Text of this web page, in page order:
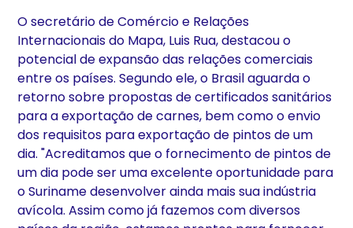
O secretário de Comércio e Relações
Internacionais do Mapa, Luis Rua, destacou o
potencial de expansão das relações comerciais
entre os países. Segundo ele, o Brasil aguarda o
retorno sobre propostas de certificados sanitários
para a exportação de carnes, bem como o envio
dos requisitos para exportação de pintos de um
dia. "Acreditamos que o fornecimento de pintos de
um dia pode ser uma excelente oportunidade para
o Suriname desenvolver ainda mais sua indústria
avícola. Assim como já fazemos com diversos